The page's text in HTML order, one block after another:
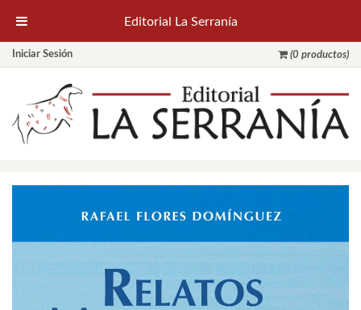
Iniciar Sesión (0 productos)
Editorial La Serranía